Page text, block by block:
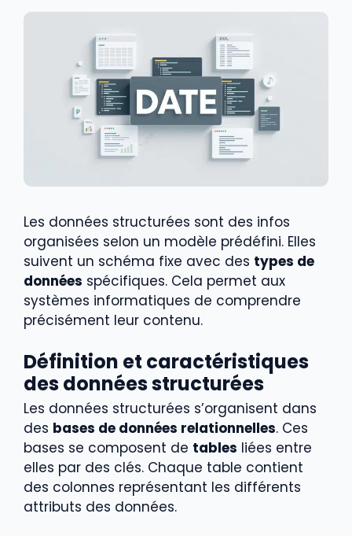
Les données structurées sont des infos
organisées selon un modèle prédéfini. Elles
suivent un schéma fixe avec des types de
données spécifiques. Cela permet aux
systèmes informatiques de comprendre
précisément leur contenu.
Définition et caractéristiques
des données structurées
Les données structurées s’organisent dans
des bases de données relationnelles. Ces
bases se composent de tables liées entre
elles par des clés. Chaque table contient
des colonnes représentant les différents
attributs des données.